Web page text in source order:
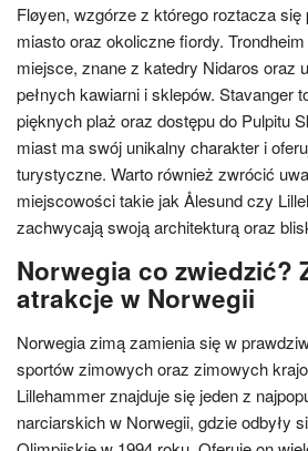
Fløyen, wzgórze z którego roztacza
miasto oraz okoliczne fiordy.
miejsce, znane z katedry Nidaros oraz
pełnych kawiarni i sklepów. Stavanger
pięknych plaż oraz dostępu do Pulpitu
miast ma swój unikalny charakter i
turystyczne. Warto również zwrócić
miejscowości takie jak Ålesund czy
zachwycają swoją architekturą oraz
Norwegia co zwiedzić?
atrakcje w Norwegii
Norwegia zimą zamienia się w
sportów zimowych oraz zimowych
Lillehammer znajduje się jeden z
narciarskich w Norwegii, gdzie odbyły